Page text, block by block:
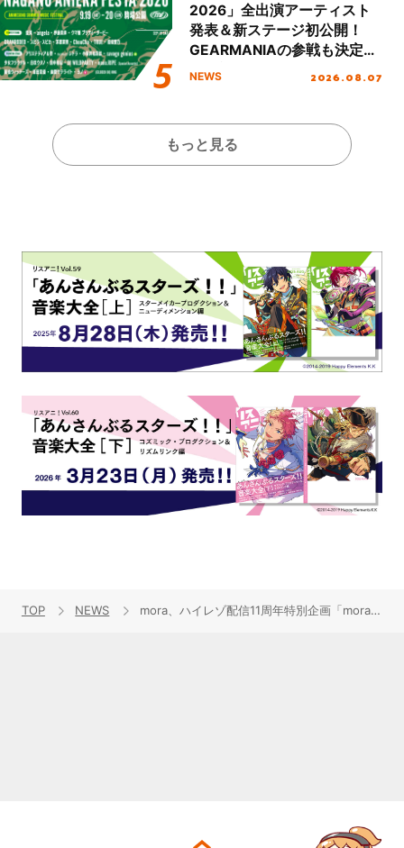
2026」全出演アーティスト
発表＆新ステージ初公開！
GEARMANIAの参戦も決定
し、初となる第3ステージの
NEWS 2026.08.07
もっと見る
TOP NEWS mora、ハイレゾ配信11周年特別企画「mora ハイレゾ11音(いいおと)キャンペーン」開催中！豪華オーディオ製品プレゼント企画がスタート！